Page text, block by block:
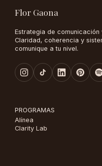
Flor Gaona
Estrategia de comunicación
Claridad, coherencia y
comunique a tu nivel.
PROGRAMAS
Alínea
Clarity Lab